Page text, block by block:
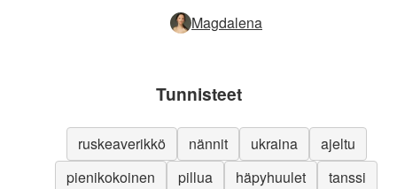
Magdalena
Tunnisteet
ruskeaverikkö nännit ukraina
ajeltu
pienikokoinen
pillua häpyhuulet
tanssi